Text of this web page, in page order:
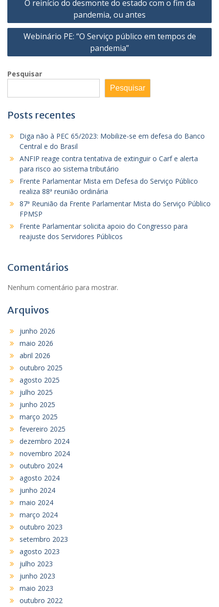
Post
O reinício do desmonte do estado com o fim da
pandemia, ou antes
Webinário PE: “O Serviço público em tempos de
pandemia”
Pesquisar
Pesquisar
Posts recentes
Diga não à PEC 65/2023: Mobilize-se em defesa do Banco
Central e do Brasil
ANFIP reage contra tentativa de extinguir o Carf e alerta
para risco ao sistema tributário
Frente Parlamentar Mista em Defesa do Serviço Público
realiza 88ª reunião ordinária
87ª Reunião da Frente Parlamentar Mista do Serviço Público
FPMSP
Frente Parlamentar solicita apoio do Congresso para
reajuste dos Servidores Públicos
Comentários
Nenhum comentário para mostrar.
Arquivos
junho 2026
maio 2026
abril 2026
outubro 2025
agosto 2025
julho 2025
junho 2025
março 2025
fevereiro 2025
dezembro 2024
novembro 2024
outubro 2024
agosto 2024
junho 2024
maio 2024
março 2024
outubro 2023
setembro 2023
agosto 2023
julho 2023
junho 2023
maio 2023
outubro 2022